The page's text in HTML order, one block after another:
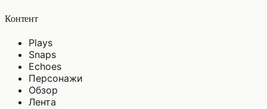
Контент
Plays
Snaps
Echoes
Персонажи
Обзор
Лента